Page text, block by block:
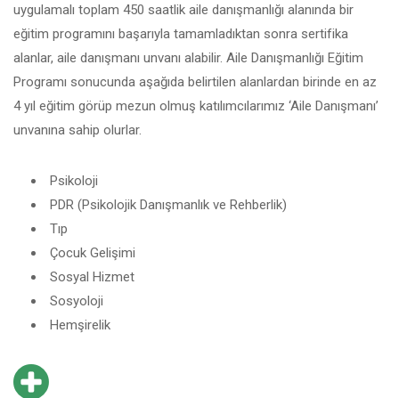
uygulamalı toplam 450 saatlik aile danışmanlığı alanında bir
eğitim programını başarıyla tamamladıktan sonra sertifika
alanlar, aile danışmanı unvanı alabilir. Aile Danışmanlığı Eğitim
Programı sonucunda aşağıda belirtilen alanlardan birinde en az
4 yıl eğitim görüp mezun olmuş katılımcılarımız ‘Aile Danışmanı’
unvanına sahip olurlar.
Psikoloji
PDR (Psikolojik Danışmanlık ve Rehberlik)
Tıp
Çocuk Gelişimi
Sosyal Hizmet
Sosyoloji
Hemşirelik